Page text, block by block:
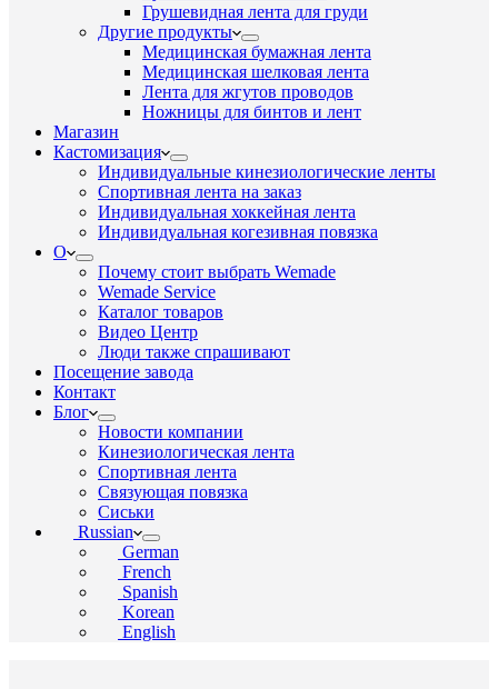
Грушевидная лента для груди
Другие продукты
Медицинская бумажная лента
Медицинская шелковая лента
Лента для жгутов проводов
Ножницы для бинтов и лент
Магазин
Кастомизация
Индивидуальные кинезиологические ленты
Спортивная лента на заказ
Индивидуальная хоккейная лента
Индивидуальная когезивная повязка
О
Почему стоит выбрать Wemade
Wemade Service
Каталог товаров
Видео Центр
Люди также спрашивают
Посещение завода
Контакт
Блог
Новости компании
Кинезиологическая лента
Спортивная лента
Связующая повязка
Сиськи
Russian
German
French
Spanish
Korean
English